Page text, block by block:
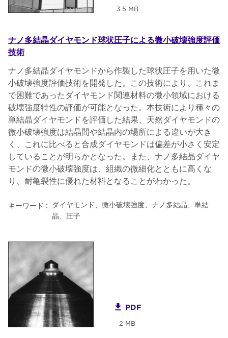
3.5 MB
ナノ多結晶ダイヤモンド球状圧子による微小破壊強度評価
技術
ナノ多結晶ダイヤモンドから作製した球状圧子を用いた微
小破壊強度評価技術を開発した。この技術により、これま
で困難であったダイヤモンド関連材料の微小領域における
破壊強度特性の評価が可能となった。本技術により種々の
単結晶ダイヤモンドを評価した結果、天然ダイヤモンドの
微小破壊強度は結晶間や結晶内の場所による違いが大き
く、これに比べると合成ダイヤモンドは偏差が小さく安定
していることが明らかとなった。また、ナノ多結晶ダイヤ
モンドの微小破壊強度は、組織の微細化とともに高くな
り、耐亀裂性に優れた材料となることがわかった。
キーワード :
ダイヤモンド、微小破壊強度、ナノ多結晶、単結
晶、圧子
PDF
2 MB